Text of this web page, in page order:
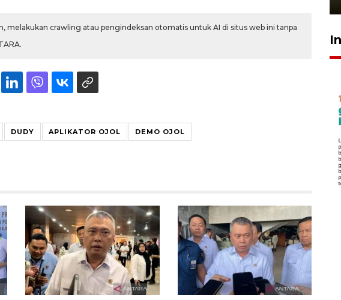
melakukan crawling atau pengindeksan otomatis untuk AI di situs web ini tanpa
DUDY APLIKATOR OJOL DEMO OJOL